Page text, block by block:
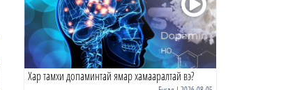
Ноцтой зөрчил гаргасан
автобусны жолоочийг ажлаас
нь ЧӨЛӨӨЛЖЭЭ
0 | 5 цагийн өмнө
“Цалинтай ээж”-ийн 50
Хар тамхи допаминтай ямар хамааралтай вэ?